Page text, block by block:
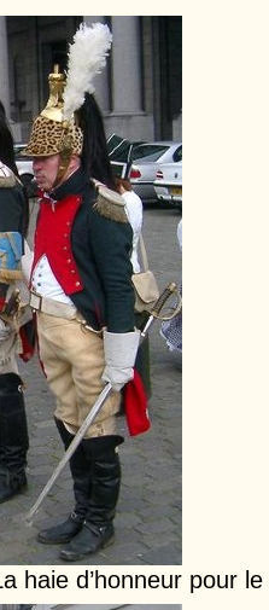
haie d’honneur pour